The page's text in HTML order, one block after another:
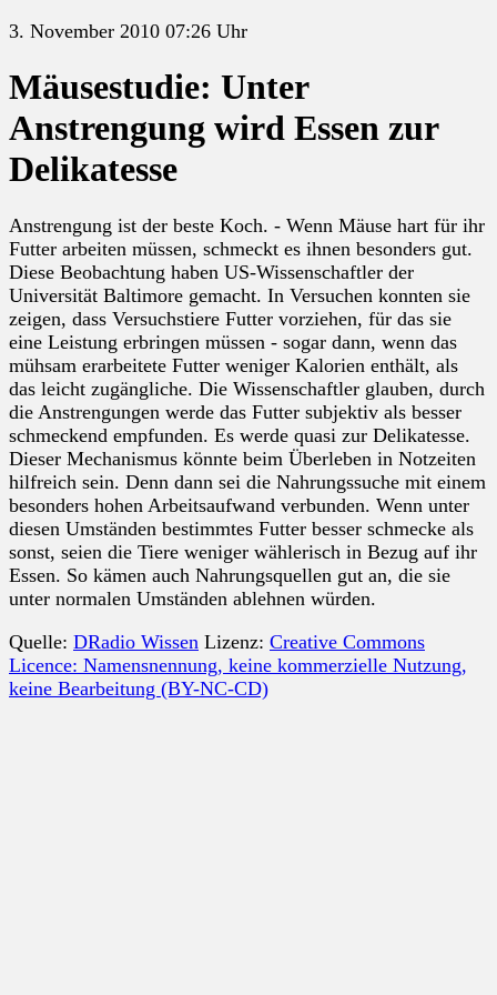
3. November 2010 07:26 Uhr
Mäusestudie: Unter
Anstrengung wird Essen zur
Delikatesse
Anstrengung ist der beste Koch. - Wenn Mäuse hart für ihr
Futter arbeiten müssen, schmeckt es ihnen besonders gut.
Diese Beobachtung haben US-Wissenschaftler der
Universität Baltimore gemacht. In Versuchen konnten sie
zeigen, dass Versuchstiere Futter vorziehen, für das sie
eine Leistung erbringen müssen - sogar dann, wenn das
mühsam erarbeitete Futter weniger Kalorien enthält, als
das leicht zugängliche. Die Wissenschaftler glauben, durch
die Anstrengungen werde das Futter subjektiv als besser
schmeckend empfunden. Es werde quasi zur Delikatesse.
Dieser Mechanismus könnte beim Überleben in Notzeiten
hilfreich sein. Denn dann sei die Nahrungssuche mit einem
besonders hohen Arbeitsaufwand verbunden. Wenn unter
diesen Umständen bestimmtes Futter besser schmecke als
sonst, seien die Tiere weniger wählerisch in Bezug auf ihr
Essen. So kämen auch Nahrungsquellen gut an, die sie
unter normalen Umständen ablehnen würden.
Quelle: DRadio Wissen Lizenz: Creative Commons
Licence: Namensnennung, keine kommerzielle Nutzung,
keine Bearbeitung (BY-NC-CD)